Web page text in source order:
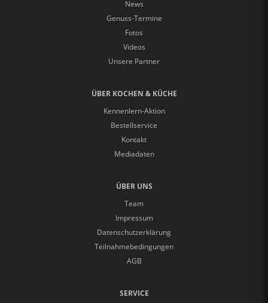
News
Genuss-Termine
Fotos
Videos
Unsere Partner
ÜBER KOCHEN & KÜCHE
Kennenlern-Aktion
Bestellservice
Kontakt
Mediadaten
ÜBER UNS
Team
Impressum
Datenschutzerklärung
Teilnahmebedingungen
AGB
SERVICE